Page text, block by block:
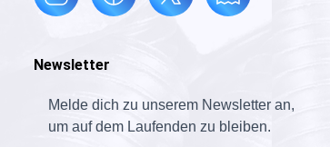
Newsletter
Melde dich zu unserem Newsletter an,
um auf dem Laufenden zu bleiben.